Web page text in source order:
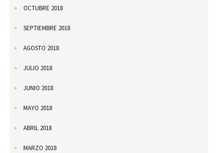
OCTUBRE 2018
SEPTIEMBRE 2018
AGOSTO 2018
JULIO 2018
JUNIO 2018
MAYO 2018
ABRIL 2018
MARZO 2018